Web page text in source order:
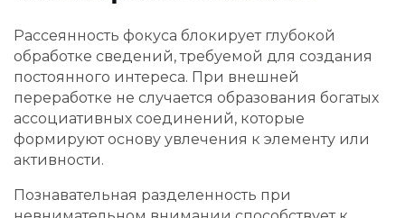
Рассеянность фокуса блокирует глубокой
обработке сведений, требуемой для создания
постоянного интереса. При внешней
переработке не случается образования богатых
ассоциативных соединений, которые
формируют основу увлечения к элементу или
активности.
Познавательная разделенность при